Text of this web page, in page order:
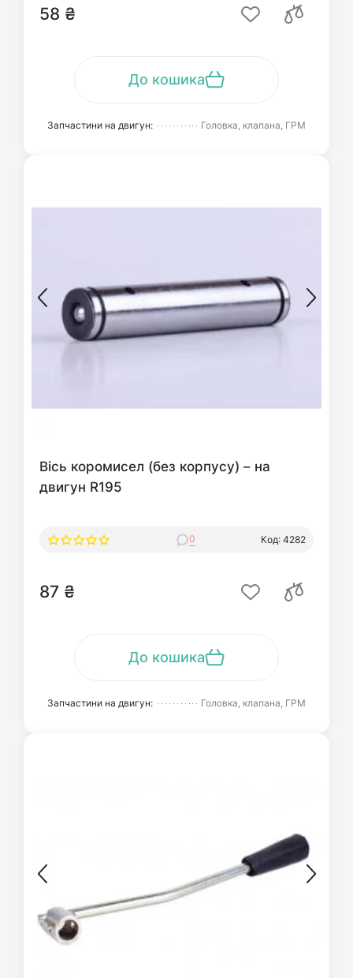
58 ₴
До кошика
Запчастини на двигун: Головка, клапана, ГРМ
Вісь коромисел (без корпусу) – на
двигун R195
0 Код: 4282
87 ₴
До кошика
Запчастини на двигун: Головка, клапана, ГРМ